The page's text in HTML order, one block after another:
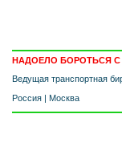
НАДОЕЛО БОРОТЬСЯ
Ведущая транспортная
Россия | Москва